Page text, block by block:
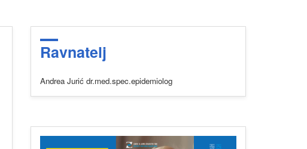
Ravnatelj
Andrea Jurić dr.med.spec.epidemiolog